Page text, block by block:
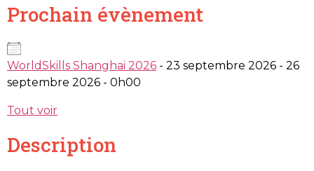
Prochain évènement
WorldSkills Shanghai 2026 - 23 septembre 2026 - 26
septembre 2026 - 0h00
Tout voir
Description